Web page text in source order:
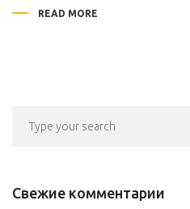
READ MORE
Свежие комментарии